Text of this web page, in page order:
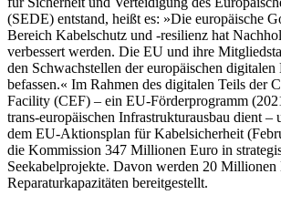
(SEDE) entstand, heißt es: »Die europäische
Bereich Kabel­schutz und -resilienz hat
verbessert werden. Die EU und ihre
den Schwachstellen der europäischen
befassen.« Im Rahmen des digitalen Teils der
Facility (CEF) – ein EU-Förderprogramm
trans-europäischen Infrastrukturausbau dient
dem EU-Aktionsplan für Kabel­sicherheit
die Kom­mission 347 Millionen Euro in
Seekabelprojekte. Davon werden 20
Reparaturkapazitäten bereitgestellt.